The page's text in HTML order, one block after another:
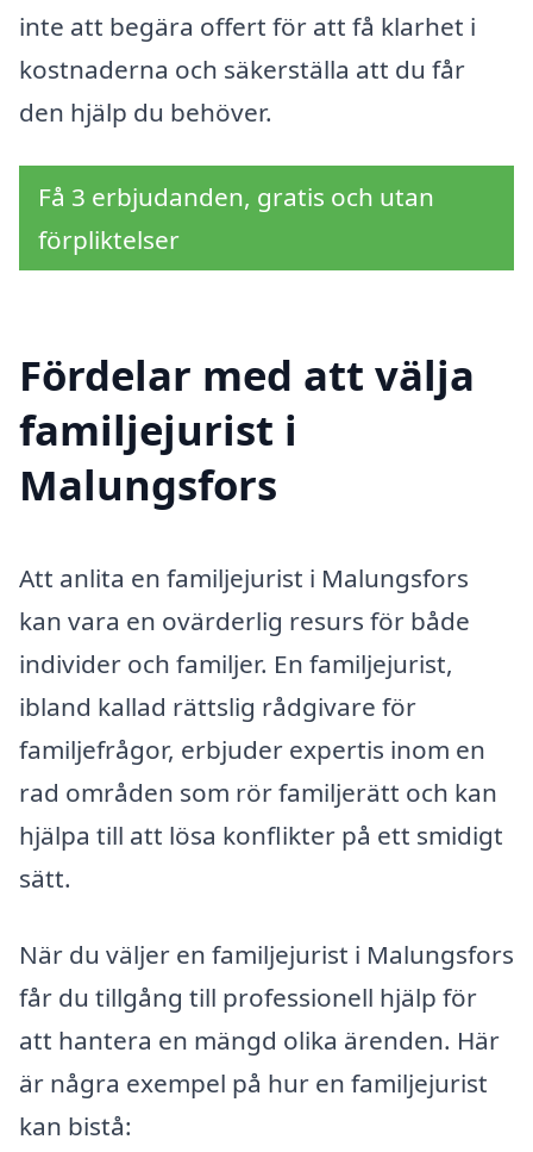
inte att begära offert för att få klarhet i
kostnaderna och säkerställa att du får
den hjälp du behöver.
Få 3 erbjudanden, gratis och utan
förpliktelser
Fördelar med att välja
familjejurist i
Malungsfors
Att anlita en familjejurist i Malungsfors
kan vara en ovärderlig resurs för både
individer och familjer. En familjejurist,
ibland kallad rättslig rådgivare för
familjefrågor, erbjuder expertis inom en
rad områden som rör familjerätt och kan
hjälpa till att lösa konflikter på ett smidigt
sätt.
När du väljer en familjejurist i Malungsfors
får du tillgång till professionell hjälp för
att hantera en mängd olika ärenden. Här
är några exempel på hur en familjejurist
kan bistå: